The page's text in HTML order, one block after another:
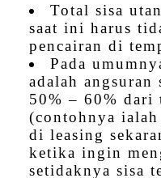
Total sisa
saat ini harus
pencairan di
Pada
adalah
50% – 60%
(contohnya
di leasing
ketika ingin
setidaknya sisa